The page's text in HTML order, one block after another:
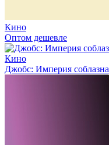
Кино
Оптом дешевле
Кино
Джобс: Империя соблазна